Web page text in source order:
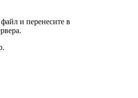
и перенесите в